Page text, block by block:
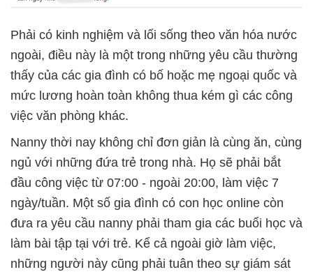
Phải có kinh nghiệm và lối sống theo văn hóa nước
ngoài, điều này là một trong những yêu cầu thường
thấy của các gia đình có bố hoặc mẹ ngoại quốc và
mức lương hoàn toàn không thua kém gì các công
việc văn phòng khác.
Nanny thời nay không chỉ đơn giản là cùng ăn, cùng
ngủ với những đứa trẻ trong nhà. Họ sẽ phải bắt
đầu công việc từ 07:00 - ngoài 20:00, làm việc 7
ngày/tuần. Một số gia đình có con học online còn
đưa ra yêu cầu nanny phải tham gia các buổi học và
làm bài tập tại với trẻ. Kể cả ngoài giờ làm việc,
những người này cũng phải tuân theo sự giám sát